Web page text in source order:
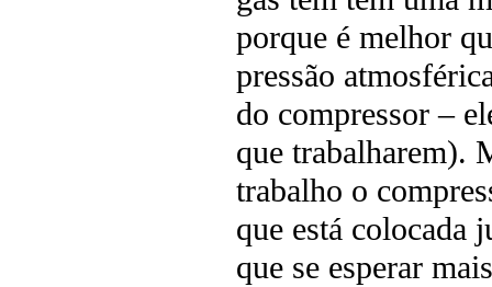
porque é melhor
pressão
do compressor –
que trabalharem).
trabalho o
que está colocada
que se esperar